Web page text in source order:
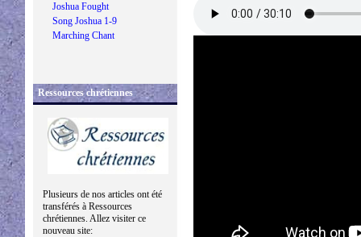
Joshua Fought
Song Joshua 1-9
Marching Chant
Ressources chrétiennes
Plusieurs de nos articles ont été
transférés à Ressources
chrétiennes. Allez visiter ce
nouveau site: